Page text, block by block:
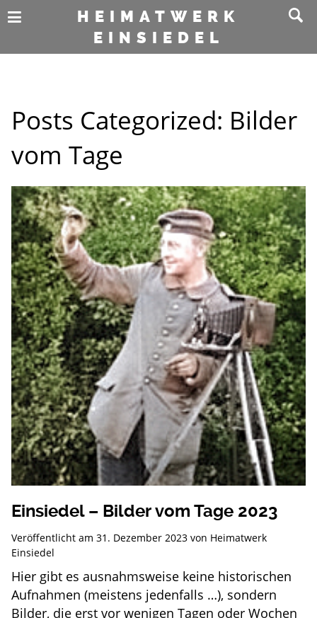
HEIMATWERK
EINSIEDEL
Posts Categorized: Bilder
vom Tage
Einsiedel – Bilder vom Tage 2023
Veröffentlicht am 31. Dezember 2023von Heimatwerk
Einsiedel
Hier gibt es ausnahmsweise keine historischen
Aufnahmen (meistens jedenfalls …), sondern
Bilder, die erst vor wenigen Tagen oder Wochen